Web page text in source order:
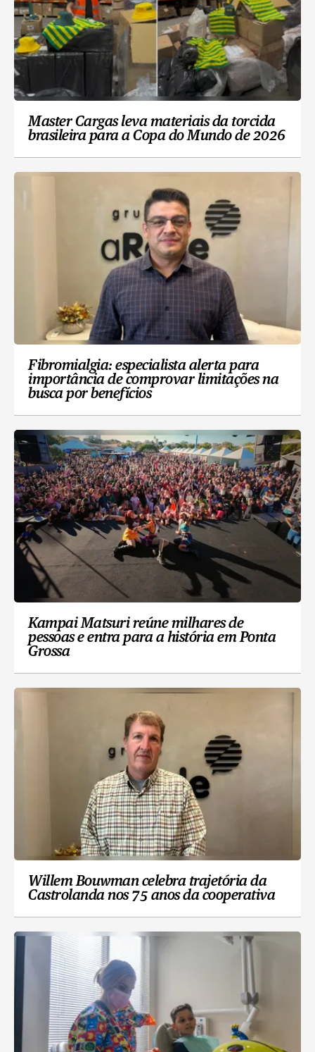
Master Cargas leva materiais da torcida
brasileira para a Copa do Mundo de 2026
Fibromialgia: especialista alerta para
importância de comprovar limitações na
busca por benefícios
Kampai Matsuri reúne milhares de
pessoas e entra para a história em Ponta
Grossa
Willem Bouwman celebra trajetória da
Castrolanda nos 75 anos da cooperativa